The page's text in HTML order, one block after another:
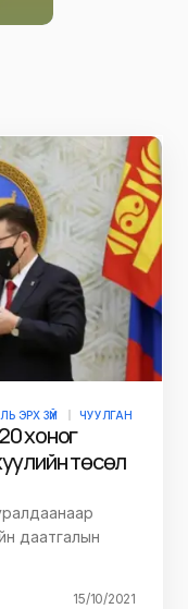
ЭРХ ЗҮЙ ЧУУЛГАН
20 хоног
төсөл
даатгалын
15/10/2021